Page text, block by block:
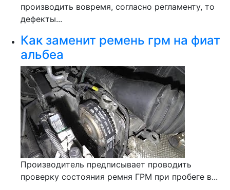
производить вовремя, согласно регламенту, то
дефекты...
Как заменит ремень грм на фиат
альбеа
Производитель предписывает проводить
проверку состояния ремня ГРМ при пробеге в...